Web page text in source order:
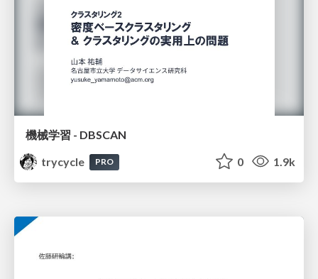
機械学習 - DBSCAN
trycycle
PRO 0 1.9k